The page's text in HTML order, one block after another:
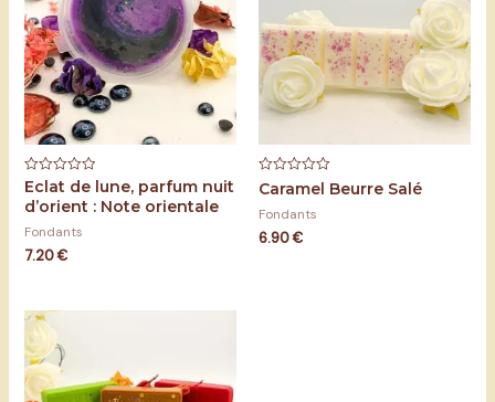
Note
sur
Eclat de lune, parfum nuit
d’orient : Note orientale
Fondants
7.20€
Note
0
sur
Caramel Beurre Salé
Fondants
6.90€